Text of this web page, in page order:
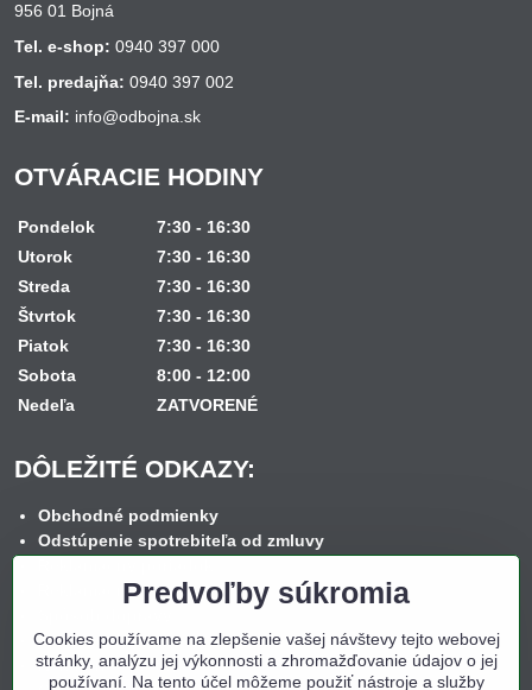
956 01 Bojná
Tel. e-shop: 0940 397 000
Tel. predajňa: 0940 397 002
E-mail: info@odbojna.sk
OTVÁRACIE HODINY
Pondelok
7:30 - 16:30
Utorok
7:30 - 16:30
Streda
7:30 - 16:30
Štvrtok
7:30 - 16:30
Piatok
7:30 - 16:30
Sobota
8:00 - 12:00
Nedeľa
ZATVORENÉ
DÔLEŽITÉ ODKAZY:
Obchodné podmienky
Odstúpenie spotrebiteľa od zmluvy
Reklamačný formulár
Spôsob platby
Nákup na splátky
Predvoľby súkromia
Cookies používame na zlepšenie vašej návštevy tejto webovej
stránky, analýzu jej výkonnosti a zhromažďovanie údajov o jej
používaní. Na tento účel môžeme použiť nástroje a služby